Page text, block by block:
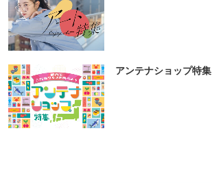
アンテナショップ特集